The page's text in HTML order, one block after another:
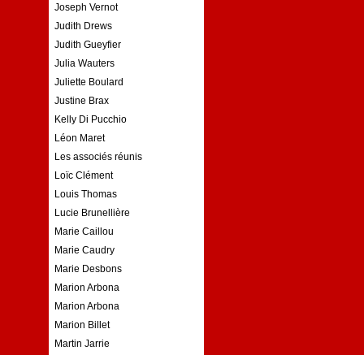
Joseph Vernot
Judith Drews
Judith Gueyfier
Julia Wauters
Juliette Boulard
Justine Brax
Kelly Di Pucchio
Léon Maret
Les associés réunis
Loïc Clément
Louis Thomas
Lucie Brunellière
Marie Caillou
Marie Caudry
Marie Desbons
Marion Arbona
Marion Arbona
Marion Billet
Martin Jarrie